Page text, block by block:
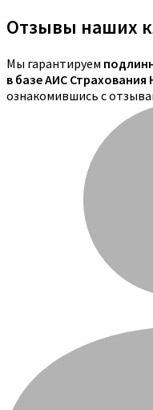
Отзывы наших
Мы гарантируем
в базе АИС Страхования
ознакомившись с